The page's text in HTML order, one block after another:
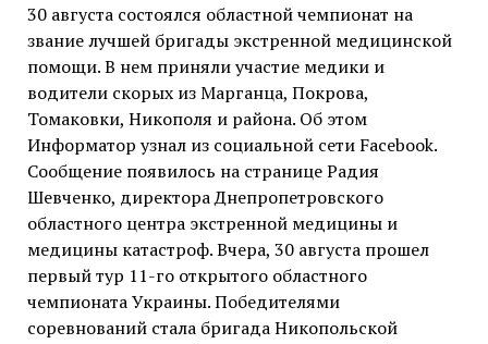
30 августа состоялся областной чемпионат на
звание лучшей бригады экстренной медицинской
помощи. В нем приняли участие медики и
водители скорых из Марганца, Покрова,
Томаковки, Никополя и района. Об этом
Информатор узнал из социальной сети Facebook.
Сообщение появилось на странице Радия
Шевченко, директора Днепропетровского
областного центра экстренной медицины и
медицины катастроф. Вчера, 30 августа прошел
первый тур 11-го открытого областного
чемпионата Украины. Победителями
соревнований стала бригада Никопольской